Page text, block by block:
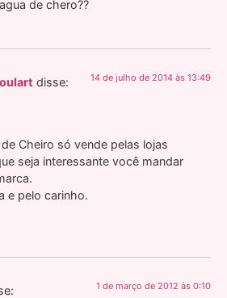
de chero??
disse: 14 de julho de 2014 às 13:49
Cheiro só vende pelas lojas
seja interessante você mandar
e pelo carinho.
1 de março de 2012 às 0:10